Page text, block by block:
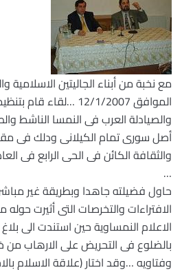
مع نخبة من أبناء الجاليتين الاسلامية
الموافق 12/1/2007
والصيادلة العرب فى النمسا الناشط
أصل سورى تمام الكيلانى ودلك فى
والثقافة الكائن فى الحى الرابع فى
…
حاول فضيلته جاهدا وبطريقة غير
الافتراءات والتخرصات التى أثيرت
الاعلام النمساوية حين استندت الى
بالضلوع فى التحريض على الارهاب من
وفتاويه …وقد اختار (علاقة الاسلام